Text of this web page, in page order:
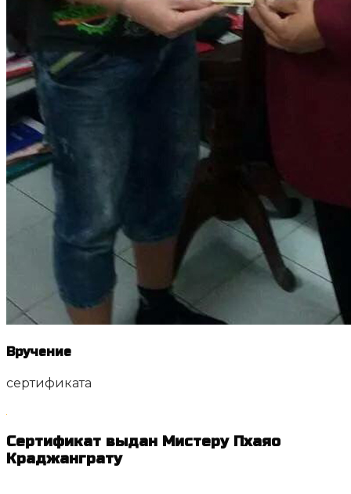
Вручение
сертификата
Сертификат выдан Мистеру Пхаяо
Краджанграту